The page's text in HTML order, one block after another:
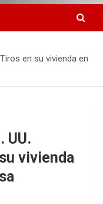
en su vivienda en
UU.
vivienda